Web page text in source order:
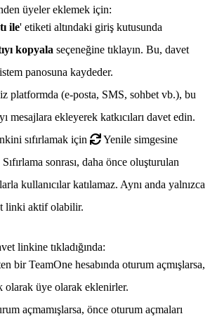
üyeler eklemek için:
ile' etiketi altındaki giriş kutusunda
kopyala seçeneğine tıklayın. Bu, davet
panosuna kaydeder.
platformda (e-posta, SMS, sohbet vb.), bu
mesajlara ekleyerek katkıcıları davet edin.
sıfırlamak için
Yenile simgesine
Sıfırlama sonrası, daha önce oluşturulan
kullanıcılar katılamaz. Aynı anda yalnızca
linki aktif olabilir.
linkine tıkladığında:
bir TeamOne hesabında oturum açmışlarsa,
olarak üye olarak eklenirler.
açmamışlarsa, önce oturum açmaları